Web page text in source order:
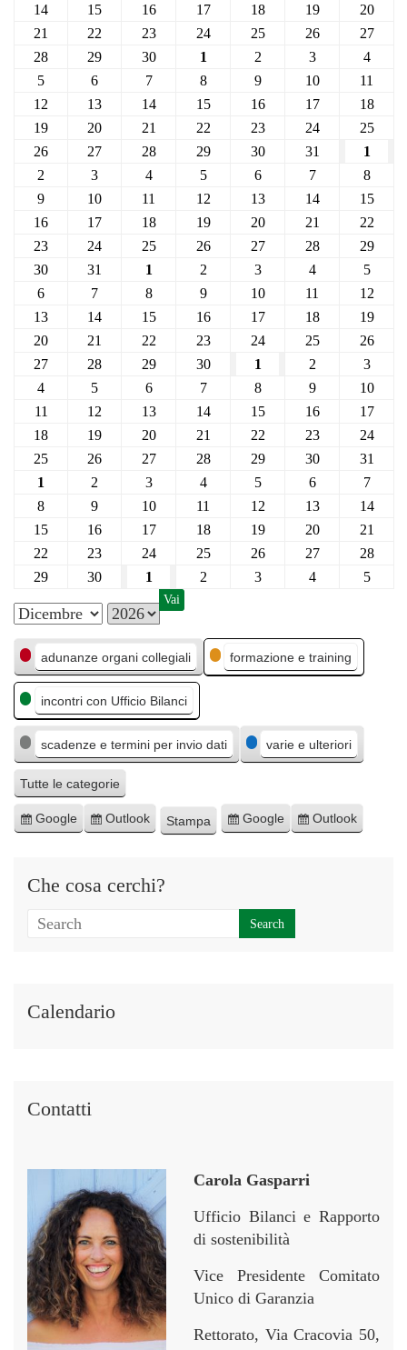
14
15 16 17 18 19
20
21
22 23 24 25 26
27
28
29 30 1 2 3
4
5
6 7 8 9 10
11
12
13 14 15 16 17
18
19
20 21 22 23 24
25
26
27 28 29 30 31
1
2
3 4 5 6 7
8
9
10 11 12 13 14
15
16
17 18 19 20 21
22
23
24 25 26 27 28
29
30
31 1 2 3 4
5
6
7 8 9 10 11
12
13
14 15 16 17 18
19
20
21 22 23 24 25
26
27
28 29 30 1 2
3
4
5 6 7 8 9
10
11
12 13 14 15 16
17
18
19 20 21 22 23
24
25
26 27 28 29 30
31
1
2 3 4 5 6
7
8
9 10 11 12 13
14
15
16 17 18 19 20
21
22
23 24 25 26 27
28
29
30 1 2 3 4 5
M
e
s
e
A
n
n
o
C
a
e
g
o
r
i
adunanze organi collegiali formazione e training
incontri con Ufficio Bilanci
scadenze e termini per invio dati varie e ulteriori
Tutte le categorie
I
r
v
n
Google
I
r
n
Outlook Stampa
M
E
t
a
Google
E
Outlook
Che cosa cerchi?
Calendario
Contatti
Carola Gasparri
Ufficio Bilanci e Rapporto
di sostenibilità
Vice Presidente Comitato
Unico di Garanzia
Rettorato, Via Cracovia 50,